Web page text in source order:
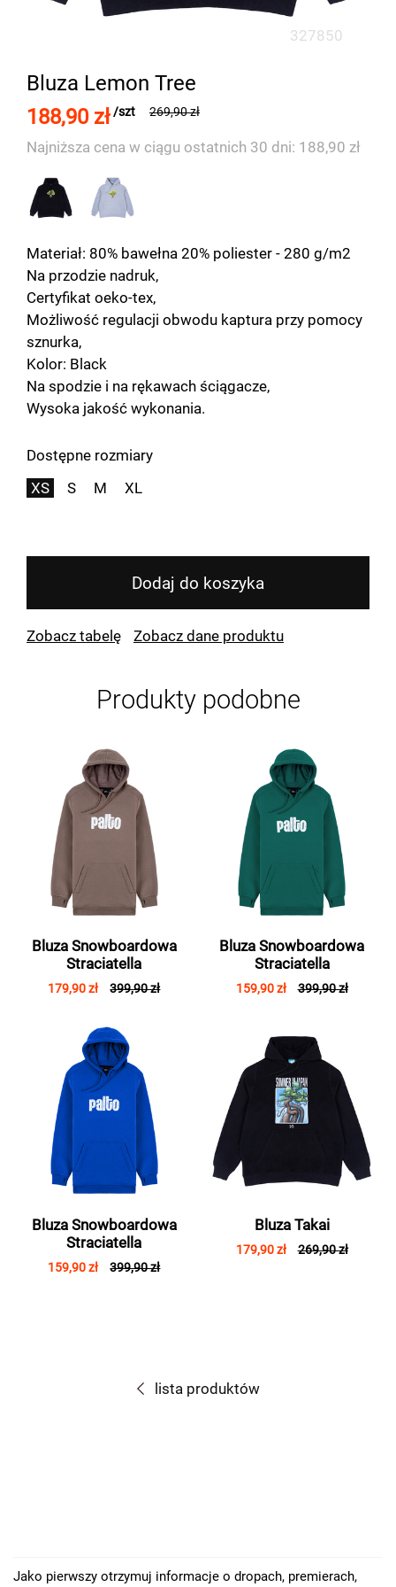
Bluza Lemon Tree
327850
188,90 zł /szt 269,90 zł
Najniższa cena w ciągu ostatnich 30 dni: 188,90 zł
Materiał: 80% bawełna 20% poliester - 280 g/m2
Na przodzie nadruk,
Certyfikat oeko-tex,
Możliwość regulacji obwodu kaptura przy pomocy
sznurka,
Kolor: Black
Na spodzie i na rękawach ściągacze,
Wysoka jakość wykonania.
Dostępne rozmiary
XS
S M XL
Dodaj do koszyka
Zobacz tabelę Zobacz dane produktu
Produkty podobne
Bluza Snowboardowa
Straciatella
179,90 zł 399,90 zł
Bluza Snowboardowa
Straciatella
159,90 zł 399,90 zł
Bluza Snowboardowa
Straciatella
159,90 zł 399,90 zł
Bluza Takai
179,90 zł 269,90 zł
lista produktów
Jako pierwszy otrzymuj informacje o dropach, premierach,